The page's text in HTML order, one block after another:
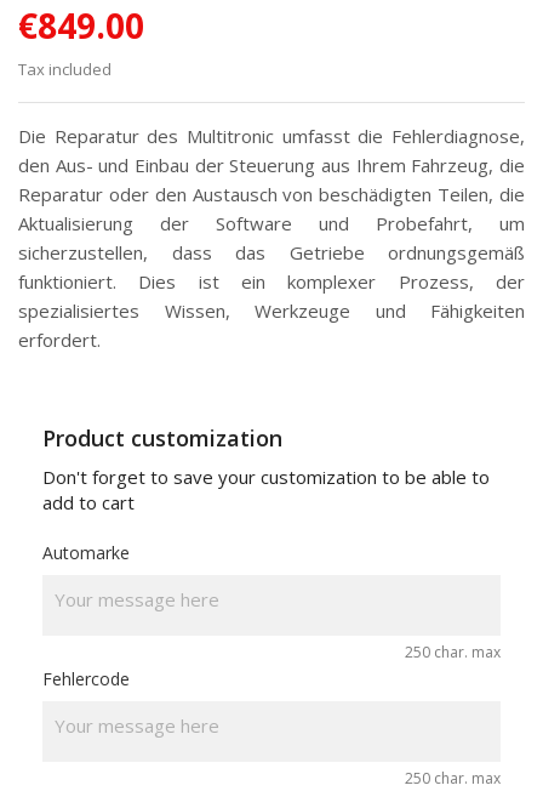
€849.00
Tax included
Die Reparatur des Multitronic umfasst die Fehlerdiagnose,
den Aus- und Einbau der Steuerung aus Ihrem Fahrzeug, die
Reparatur oder den Austausch von beschädigten Teilen, die
Aktualisierung der Software und Probefahrt, um
sicherzustellen, dass das Getriebe ordnungsgemäß
funktioniert. Dies ist ein komplexer Prozess, der
spezialisiertes Wissen, Werkzeuge und Fähigkeiten
erfordert.
Product customization
Don't forget to save your customization to be able to
add to cart
Automarke
250 char. max
Fehlercode
250 char. max